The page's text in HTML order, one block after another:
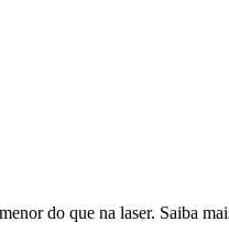
do que na laser. Saiba